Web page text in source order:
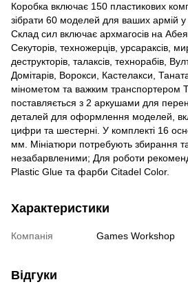
Коробка включає 150 пластикових
зібрати 60 моделей для ваших армій у
Склад сил включає архмагосів на
Секуторів, техножерців, урсараксів,
деструкторів, талаксів, технорабів,
Домітарів, Ворокси, Кастелакси,
мінометом та важким транспортером
поставляється з 2 аркушами для
деталей для оформлення моделей,
цифри та шестерні. У комплекті 16
мм. Мініатюри потребують збирання
незабарвленими; Для роботи
Plastic Glue та фарби Citadel Color.
Характеристики
Компанія Games Workshop
Відгуки